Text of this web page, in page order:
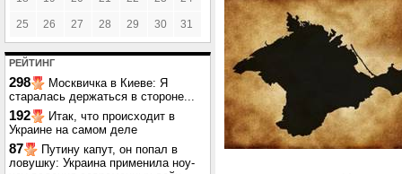
25 26 27 28 29 30 31
РЕЙТИНГ
298
Москвичка в Киеве: Я
старалась держаться в стороне...
192
Итак, что происходит в
Украине на самом деле
87
Путину капут, он попал в
ловушку: Украина применила ноу-